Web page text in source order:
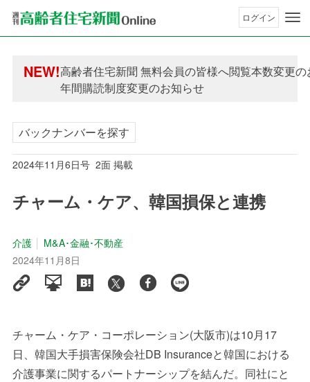
ログイン
NEW!高齢者住宅新聞 無料会員の皆様へ閲覧本数変更
年間購読制度変更のお知らせ
バックナンバーを探す
2024年11月6日号 2面 掲載
チャーム・ケア、韓国損保と連携
介護
M&A･金融･不動産
2024年11月8日
チャーム・ケア・コーポレーション(大阪市)は10月17
日、韓国大手損害保険会社DB Insuranceと韓国における
介護事業に関するパートナーシップを結んだ。同社にと